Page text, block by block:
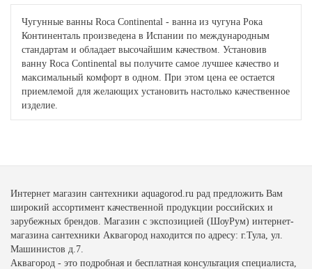
Чугунные ванны Roca Continental - ванна из чугуна Рока
Континенталь произведена в Испании по международным
стандартам и обладает высочайшим качеством. Установив
ванну Roca Continental вы получите самое лучшее качество и
максимальный комфорт в одном. При этом цена ее остается
приемлемой для желающих установить настолько качественное
изделие.
Интернет магазин сантехники aquagorod.ru рад предложить Вам
широкий ассортимент качественной продукции российских и
зарубежных брендов. Магазин с экспозицией (ШоуРум) интернет-
магазина сантехники Аквагород находится по адресу: г.Тула, ул.
Машинистов д.7.
Аквагород - это подробная и бесплатная консультация специалиста,